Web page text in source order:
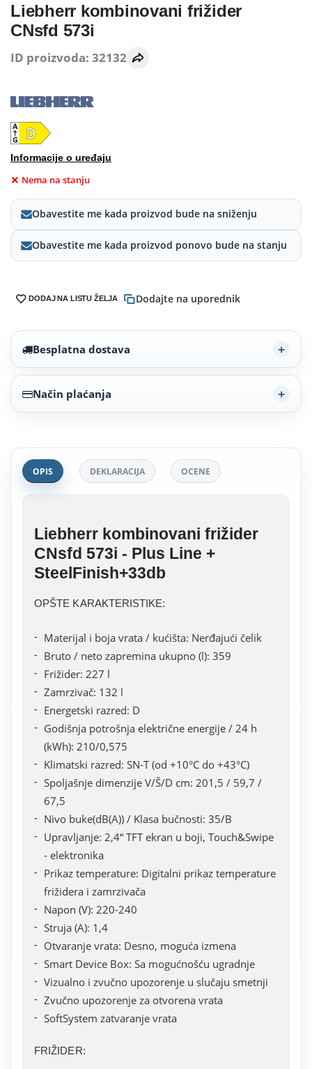
Liebherr kombinovani frižider
CNsfd 573i
ID proizvoda: 32132
Informacije o uređaju
Nema na stanju
Obavestite me kada proizvod bude na sniženju
Obavestite me kada proizvod ponovo bude na stanju
DODAJ NA LISTU ŽELJA Dodajte na uporednik
Besplatna dostava
Način plaćanja
OPIS DEKLARACIJA OCENE
Liebherr kombinovani frižider
CNsfd 573i - Plus Line +
SteelFinish+33db
OPŠTE KARAKTERISTIKE:
Materijal i boja vrata / kućišta: Nerđajući čelik
Bruto / neto zapremina ukupno (l): 359
Frižider: 227 l
Zamrzivač: 132 l
Energetski razred: D
Godišnja potrošnja električne energije / 24 h
(kWh): 210/0,575
Klimatski razred: SN-T (od +10°C do +43°C)
Spoljašnje dimenzije V/Š/D cm: 201,5 / 59,7 /
67,5
Nivo buke(dB(A)) / Klasa bučnosti: 35/B
Upravljanje: 2,4“ TFT ekran u boji, Touch&Swipe
- elektronika
Prikaz temperature: Digitalni prikaz temperature
frižidera i zamrzivača
Napon (V): 220-240
Struja (A): 1,4
Otvaranje vrata: Desno, moguća izmena
Smart Device Box: Sa mogućnošću ugradnje
Vizualno i zvučno upozorenje u slučaju smetnji
Zvučno upozorenje za otvorena vrata
SoftSystem zatvaranje vrata
FRIŽIDER: